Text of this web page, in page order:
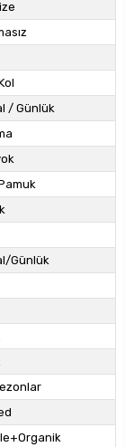
/ Günlük
Günlük